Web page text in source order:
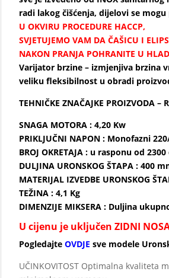
radi lakog čišćenja, dijelovi se
U OKVIRU PROCEDURE HACCP,
SVJETUJEMO VAM DA ČAŠICU I
NAKON PRANJA POHRANITE U
Varijator brzine – izmjenjiva brzina
veliku fleksibilnost u obradi
TEHNIČKE ZNAČAJKE PROIZVODA
SNAGA MOTORA : 4,20 Kw
PRIKLJUČNI NAPON : Monofazni
BROJ OKRETAJA : u rasponu od
DULJINA URONSKOG ŠTAPA : 400
MATERIJAL IZVEDBE URONSKOG
TEŽINA : 4,1 Kg
DIMENZIJE MIKSERA : Duljina
U cijenu je uključen ZIDNI
Pogledajte OVDJE sve modele
UČINKOVITOST Optimalna kvaliteta